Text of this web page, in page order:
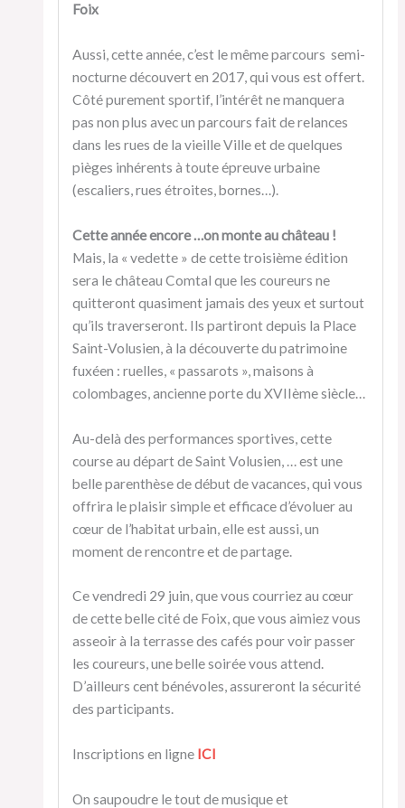
Foix
Aussi, cette année, c’est le même parcours semi-
nocturne découvert en 2017, qui vous est offert.
Côté purement sportif, l’intérêt ne manquera
pas non plus avec un parcours fait de relances
dans les rues de la vieille Ville et de quelques
pièges inhérents à toute épreuve urbaine
(escaliers, rues étroites, bornes…).
Cette année encore …on monte au château !
Mais, la « vedette » de cette troisième édition
sera le château Comtal que les coureurs ne
quitteront quasiment jamais des yeux et surtout
qu’ils traverseront. Ils partiront depuis la Place
Saint-Volusien, à la découverte du patrimoine
fuxéen : ruelles, « passarots », maisons à
colombages, ancienne porte du XVIIème siècle…
Au-delà des performances sportives, cette
course au départ de Saint Volusien, … est une
belle parenthèse de début de vacances, qui vous
offrira le plaisir simple et efficace d’évoluer au
cœur de l’habitat urbain, elle est aussi, un
moment de rencontre et de partage.
Ce vendredi 29 juin, que vous courriez au cœur
de cette belle cité de Foix, que vous aimiez vous
asseoir à la terrasse des cafés pour voir passer
les coureurs, une belle soirée vous attend.
D’ailleurs cent bénévoles, assureront la sécurité
des participants.
Inscriptions en ligne ICI
On saupoudre le tout de musique et